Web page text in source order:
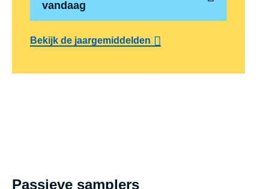
vandaag
Bekijk de jaargemiddelden
Passieve samplers